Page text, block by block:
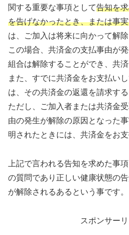
関する重要な事項として告知を
を告げなかったとき、または事
は、ご加入は将来に向かって解除
この場合、共済金の支払事由が
組合は解除することができ、共
また、すでに共済金をお支払い
は、その共済金の返還を請求する
ただし、ご加入者または共済金
由の発生が解除の原因となった
明されたときには、共済金をお支
上記で言われる告知を求めた事
の質問であり正しい健康状態の
が解除されるあるという事です。
スポンサー